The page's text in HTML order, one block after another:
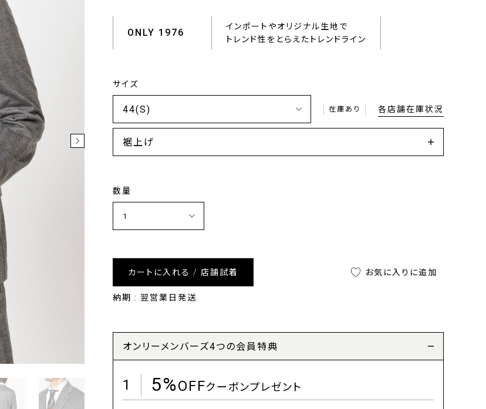
ONLY 1976
インポートやオリジナル生地で
トレンド性をとらえたトレンドライン
サイズ
在庫あり 各店舗在庫状況
裾上げ
数量
カートに入れる / 店舗試着
納期 : 翌営業日発送
お気に入りに追加
オンリーメンバーズ4つの会員特典
1 5%OFFクーポンプレゼント